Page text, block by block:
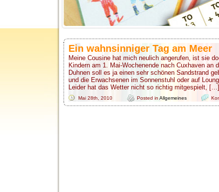
Ein wahnsinniger Tag am Meer
Meine Cousine hat mich neulich angerufen, ist sie
Kindern am 1. Mai-Wochenende nach Cuxhaven an
Duhnen soll es ja einen sehr schönen Sandstrand
und die Erwachsenen im Sonnenstuhl oder auf
Leider hat das Wetter nicht so richtig mitgespielt, […]
Mai 28th, 2010 Posted in Allgemeines